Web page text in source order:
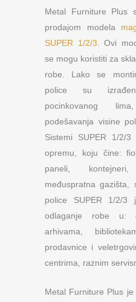
Metal Furniture Plus
prodajom modela
SUPER 1/2/3 . Ovi
se mogu koristiti za
robe. Lako se
police su
pocinkovanog
podešavanja visine
Sistemi SUPER 1/2/
opremu, koju čine:
paneli,
međuspratna gazišta,
police SUPER 1/2/3
odlaganje robe u:
arhivama,
prodavnice i
centrima, raznim
Metal Furniture Plus